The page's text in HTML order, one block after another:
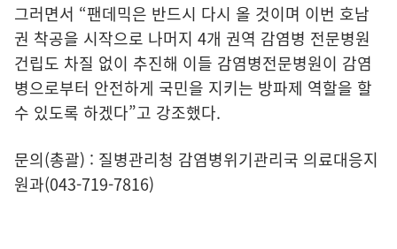
그러면서 “팬데믹은 반드시 다시 올 것이며 이번 호남
권 착공을 시작으로 나머지 4개 권역 감염병 전문병원
건립도 차질 없이 추진해 이들 감염병전문병원이 감염
병으로부터 안전하게 국민을 지키는 방파제 역할을 할
수 있도록 하겠다”고 강조했다.
문의(총괄) : 질병관리청 감염병위기관리국 의료대응지
원과(043-719-7816)